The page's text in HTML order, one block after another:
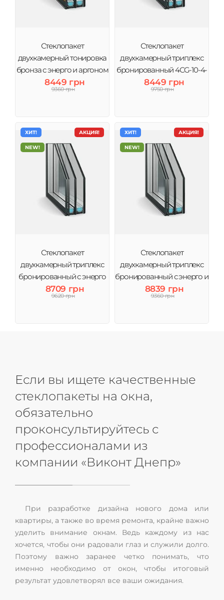
Стеклопакет
двухкамерный тонировка
бронза с энерго и аргоном
4Br-10-4-10Ar-4i (3 стекла)
Виконт
8449 грн
9360 грн
Стеклопакет
двухкамерный триплекс
бронированный 4CG-10-4-
10-4 (3 стекла) Виконт
8449 грн
9750 грн
АКЦИЯ!
ХИТ!
NEW!
Стеклопакет
двухкамерный триплекс
бронированный с энерго
4CG-10-4-10-4і (3 стекла)
Виконт
8709 грн
9620 грн
АКЦИЯ!
ХИТ!
NEW!
Стеклопакет
двухкамерный триплекс
бронированный с энерго и
аргоном 4CG-10-4-10-4і (3
стекла) Виконт
8839 грн
9360 грн
Если вы ищете качественные
стеклопакеты на окна,
обязательно
проконсультируйтесь с
профессионалами из
компании «Виконт Днепр»
При разработке дизайна нового дома или
квартиры, а также во время ремонта, крайне важно
уделить внимание окнам. Ведь каждому из нас
хочется, чтобы они радовали глаз и служили долго.
Поэтому важно заранее четко понимать, что
именно необходимо от окон, чтобы итоговый
результат удовлетворял все ваши ожидания.